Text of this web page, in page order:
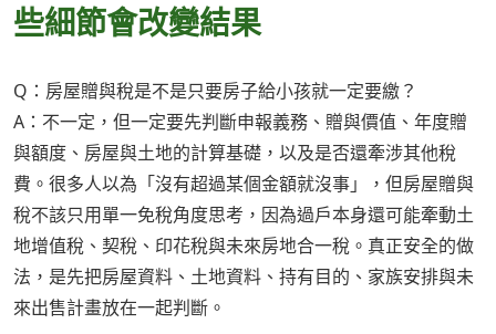
些細節會改變結果
Q：房屋贈與稅是不是只要房子給小孩就一定要繳？
A：不一定，但一定要先判斷申報義務、贈與價值、年度贈
與額度、房屋與土地的計算基礎，以及是否還牽涉其他稅
費。很多人以為「沒有超過某個金額就沒事」，但房屋贈與
稅不該只用單一免稅角度思考，因為過戶本身還可能牽動土
地增值稅、契稅、印花稅與未來房地合一稅。真正安全的做
法，是先把房屋資料、土地資料、持有目的、家族安排與未
來出售計畫放在一起判斷。